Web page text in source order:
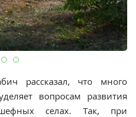
рассказал, что много
вопросам развития
селах. Так, при